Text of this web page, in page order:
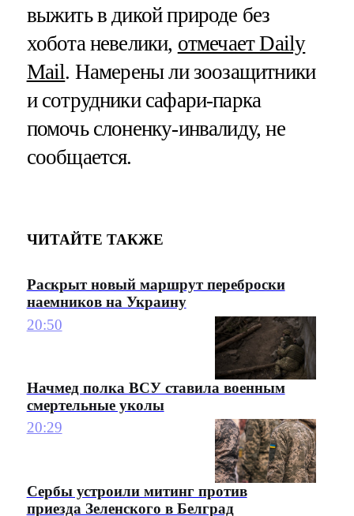
выжить в дикой природе без
хобота невелики, отмечает Daily
Mail. Намерены ли зоозащитники
и сотрудники сафари-парка
помочь слоненку-инвалиду, не
сообщается.
ЧИТАЙТЕ ТАКЖЕ
Раскрыт новый маршрут переброски
наемников на Украину
20:50
Начмед полка ВСУ ставила военным
смертельные уколы
20:29
Сербы устроили митинг против
приезда Зеленского в Белград